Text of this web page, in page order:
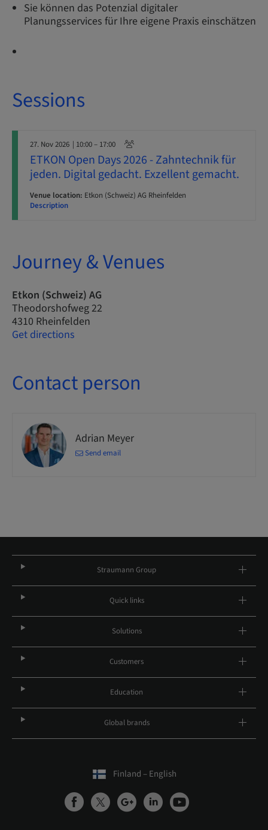
Sie können das Potenzial digitaler
Planungsservices für Ihre eigene Praxis einschätzen​
Sessions
27. Nov 2026 | 10:00 – 17:00
​​ETKON Open Days 2026 - Zahntechnik für
jeden. Digital gedacht. Exzellent gemacht.​
Venue location: Etkon (Schweiz) AG Rheinfelden
Description
Journey & Venues
Etkon (Schweiz) AG
Theodorshofweg 22
4310 Rheinfelden
Get directions
Contact person
Adrian Meyer
Send email
Straumann Group
Quick links
Solutions
Customers
Education
Global brands
Finland – English